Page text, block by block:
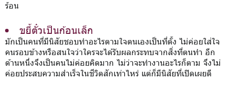
ร้อน
ขยี้ตั๋วเป็นก้อนเล็ก
มักเป็นคนที่มีนิสัยชอบทำอะไรตามใจตนเองเป็นที่ตั้ง ไม่ค่อยใส่ใจ
คนรอบข้างหรือสนใจว่าใครจะได้รับผลกระทบจากสิ่งที่ตนทำ อีก
ด้านหนึ่งจึงเป็นคนไม่ค่อยคิดมาก ไม่ว่าจะทำงานอะไรก็ตาม จึงไม่
ค่อยประสบความสำเร็จในชีวิตสักเท่าไหร่ แต่ก็มีนิสัยที่เปิดเผยดี